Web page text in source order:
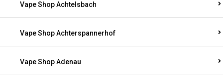
Vape Shop Achtelsbach
Vape Shop Achterspannerhof
Vape Shop Adenau